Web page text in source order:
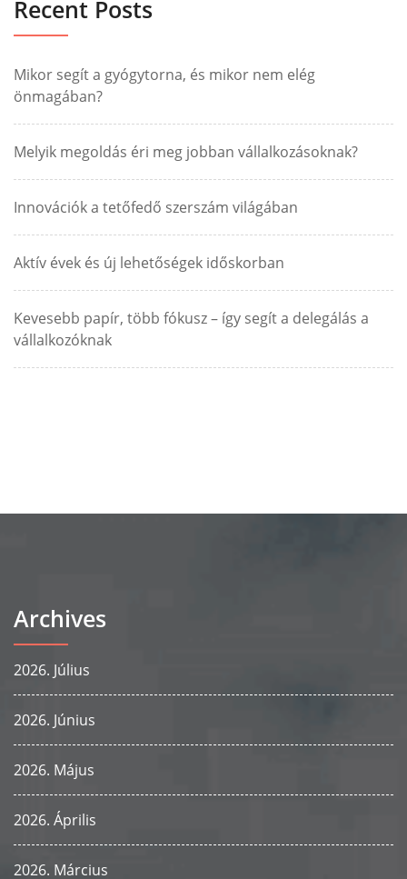
Recent Posts
Mikor segít a gyógytorna, és mikor nem elég
önmagában?
Melyik megoldás éri meg jobban vállalkozásoknak?
Innovációk a tetőfedő szerszám világában
Aktív évek és új lehetőségek időskorban
Kevesebb papír, több fókusz – így segít a delegálás a
vállalkozóknak
Archives
2026. Július
2026. Június
2026. Május
2026. Április
2026. Március